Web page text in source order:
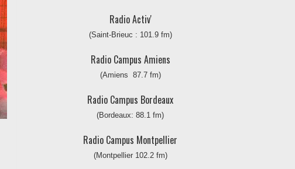
Radio Activ'
(Saint-Brieuc : 101.9 fm)
Radio Campus Amiens
(Amiens 87.7 fm)
Radio Campus Bordeaux
(Bordeaux: 88.1 fm)
Radio Campus Montpellier
(Montpellier 102.2 fm)